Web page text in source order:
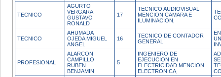
TECNICO
AGURTO
VERGARA
GUSTAVO
RONALD
17
TECNICO AUDIOVISUAL
MENCION CAMARA E
ILUMINACION,
TECNICO
AHUMADA
OJEDA MIGUEL
ANGEL
16
TECNICO DE CONTADOR
GENERAL
PROFESIONAL
ALARCON
CAMPILLO
RUBEN
BENJAMIN
5
INGENIERO DE
EJECUCION EN
ELECTRICIDAD MENCION
ELECTRONICA,